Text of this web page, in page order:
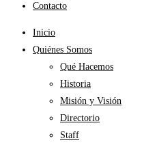
Contacto
Inicio
Quiénes Somos
Qué Hacemos
Historia
Misión y Visión
Directorio
Staff